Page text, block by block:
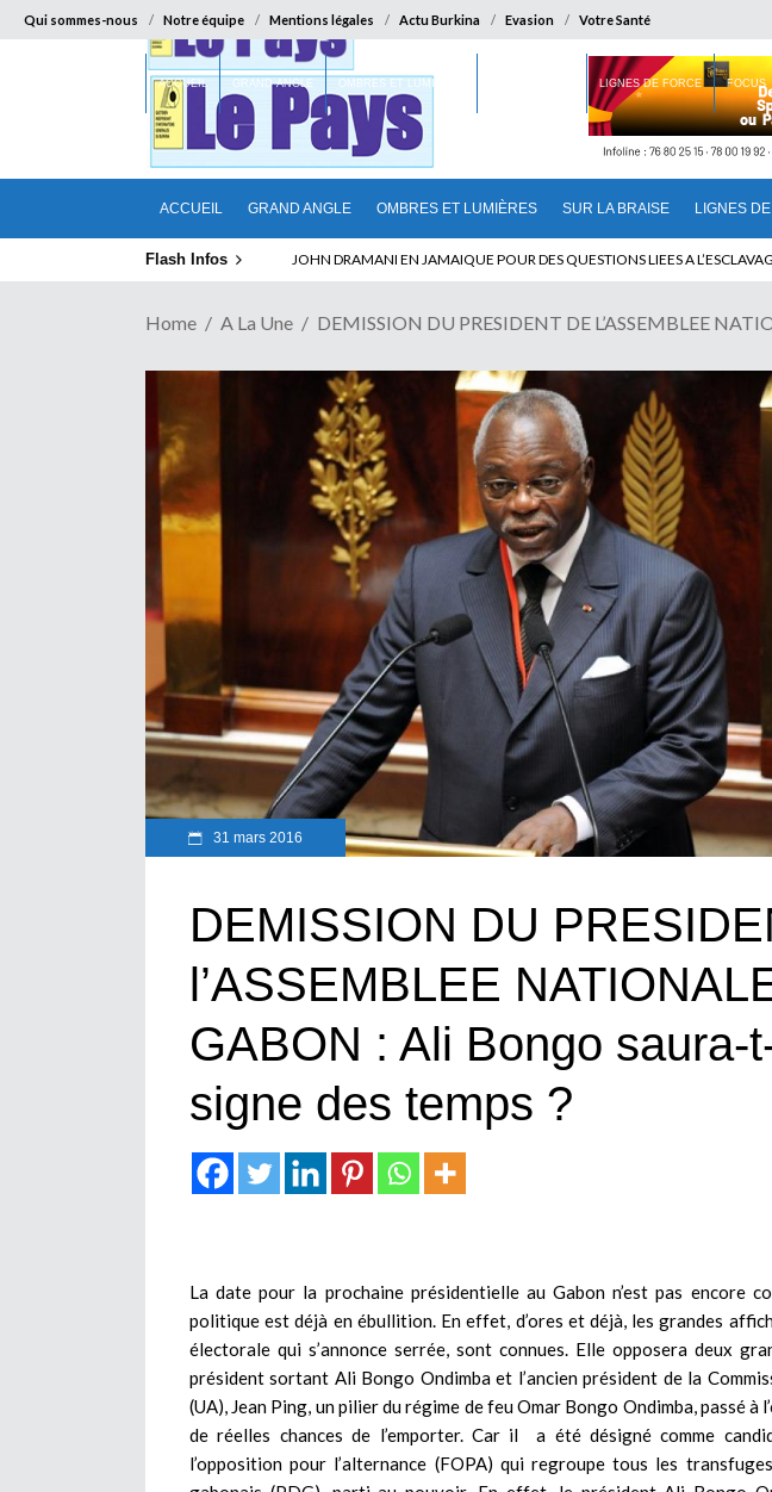
Qui sommes-nous Notre équipe Mentions légales Actu Burkina Evasion Votre Santé
ACCUEIL GRAND ANGLE OMBRES ET LUMIÈRES SUR LA BRAISE LIGNES
ACCUEIL GRAND ANGLE OMBRES ET LUMIÈRES LIGNES DE FORCE FOCUS
Flash Infos ELECTION DE TALON A LA TETE DU SENAT BENINOIS : Quand Patrice
Home A La Une DEMISSION DU PRESIDENT DE L’ASSEMBLEE
31 mars 2016
DEMISSION DU
l’ASSEMBLEE
GABON : Ali Bongo saura-
signe des temps ?
La date pour la prochaine présidentielle au Gabon n’est pas encore
politique est déjà en ébullition. En effet, d’ores et déjà, les grandes
électorale qui s’annonce serrée, sont connues. Elle opposera deux
président sortant Ali Bongo Ondimba et l’ancien président de la
(UA), Jean Ping, un pilier du régime de feu Omar Bongo Ondimba, passé à
de réelles chances de l’emporter. Car il a été désigné comme
l’opposition pour l’alternance (FOPA) qui regroupe tous les